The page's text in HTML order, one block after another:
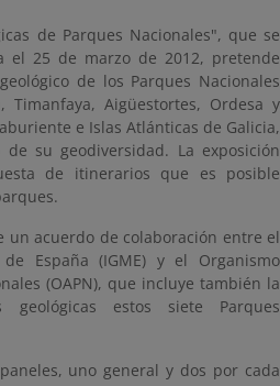
de Parques Nacionales", que se
el 25 de marzo de 2012, pretende
de los Parques Nacionales
Timanfaya, Aigüestortes, Ordesa y
e Islas Atlánticas de Galicia,
su geodiversidad. La exposición
de itinerarios que es posible
un acuerdo de colaboración entre el
España (IGME) y el Organismo
(OAPN), que incluye también la
estos siete Parques
uno general y dos por cada